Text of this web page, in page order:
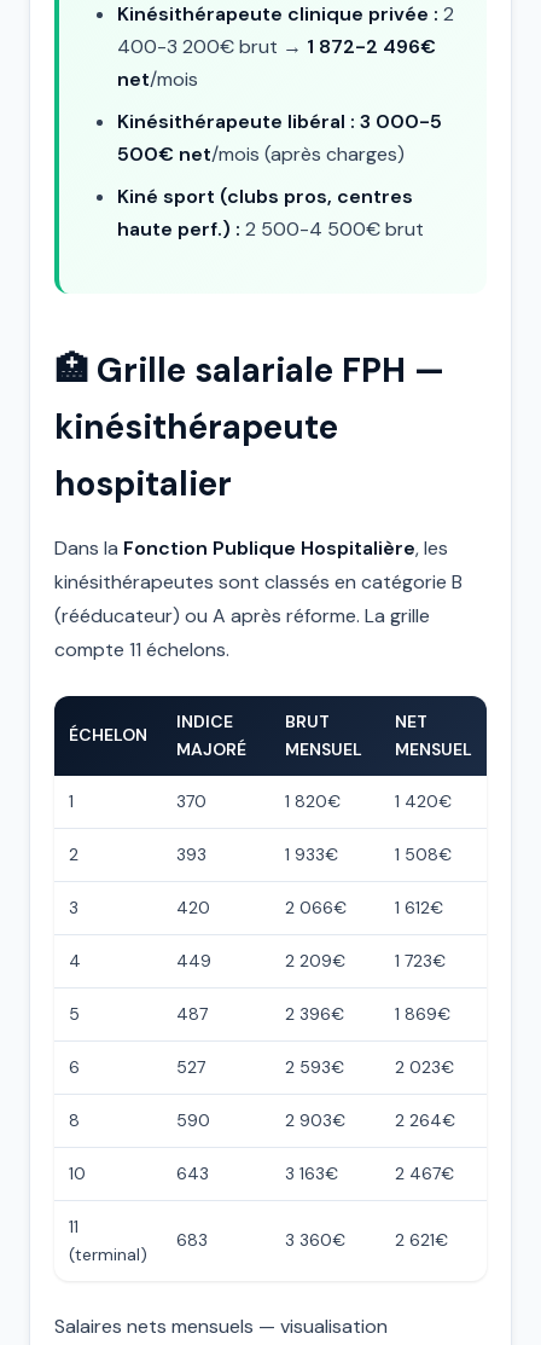
Kinésithérapeute clinique privée : 2
400-3 200€ brut → 1 872-2 496€
net/mois
Kinésithérapeute libéral : 3 000-5
500€ net/mois (après charges)
Kiné sport (clubs pros, centres
haute perf.) : 2 500-4 500€ brut
🏥 Grille salariale FPH —
kinésithérapeute
hospitalier
Dans la Fonction Publique Hospitalière, les
kinésithérapeutes sont classés en catégorie B
(rééducateur) ou A après réforme. La grille
compte 11 échelons.
ÉCHELON
INDICE
MAJORÉ
BRUT
MENSUEL
NET
MENSUEL
1 370 1 820€ 1 420€
2 393 1 933€ 1 508€
3 420 2 066€ 1 612€
4 449 2 209€ 1 723€
5 487 2 396€ 1 869€
6 527 2 593€ 2 023€
8 590 2 903€ 2 264€
10 643 3 163€ 2 467€
11
(terminal)
683 3 360€ 2 621€
Salaires nets mensuels — visualisation